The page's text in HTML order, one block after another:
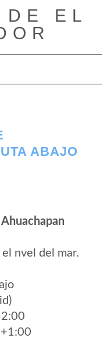
DE EL
modo de navegación
ABAJO
nvel del mar.